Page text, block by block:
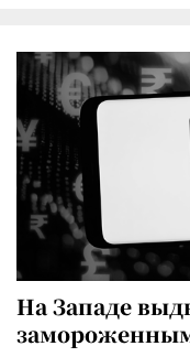
На Западе